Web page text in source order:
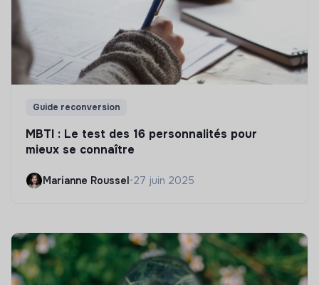
Guide reconversion
MBTI : Le test des 16 personnalités pour
mieux se connaître
Marianne Roussel•27 juin 2025